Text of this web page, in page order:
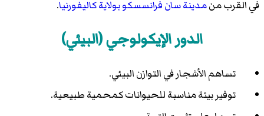
في القرب منمدينة سان فرانسسكوبولاية كاليفورنيا.
الدور الإيكولوجي (البيئي)
تساهم الأشجار في التوازن البيئي.
توفير بيئة مناسبة للحيوانات كمحمية طبيعية.